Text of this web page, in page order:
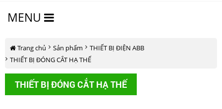
MENU
Trang chủ Sản phẩm
THIẾT BỊ ĐIỆN ABB
THIẾT BỊ ĐÓNG CẮT HẠ THẾ
Hoa
Hoa
Phat
Hoa
Phat
Hoa
Phat
Electric
THIẾT BỊ ĐÓNG CẮT HẠ THẾ